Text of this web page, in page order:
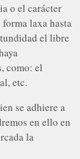
o el carácter
laxa hasta
el libre
como: el
etc.
se adhiere a
en ello en
la